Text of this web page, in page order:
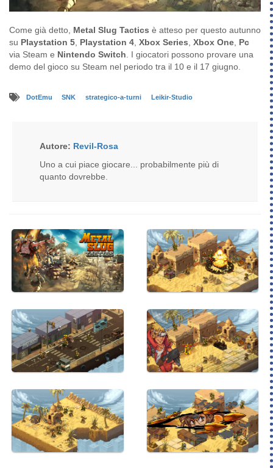
Come già detto, Metal Slug Tactics è atteso per questo autunno
su Playstation 5 Playstation 4 Xbox Series Xbox One Pc
via Steam e Nintendo Switch . I giocatori possono provare una
demo del gioco su Steam nel periodo tra il 10 e il 17 giugno.
DotEmu SNK strategico-a-turni Leikir-Studio
Autore: Revil-Rosa
Uno a cui piace giocare... probabilmente più di
quanto dovrebbe.